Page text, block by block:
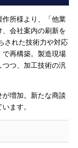
所様より、「他業
会社案内の刷新を
された技術力や対応
再構築。製造現場
つ、加工技術の汎
増加。新たな商談
ます。